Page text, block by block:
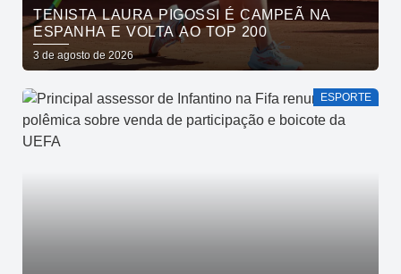
TENISTA LAURA PIGOSSI É CAMPEÃ NA
ESPANHA E VOLTA AO TOP 200
3 de agosto de 2026
ESPORTE